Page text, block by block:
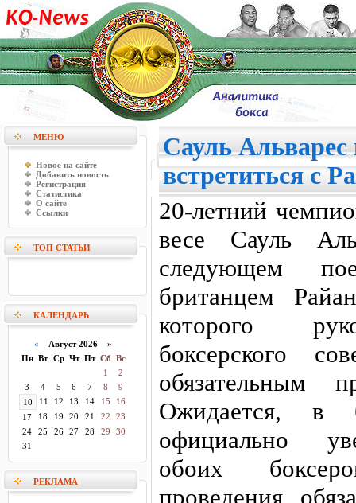
МЕНЮ
Новое на сайте
Добавить новость
Регистрация
Статистика
О сайте
Ссылки
ТОП СТАТЬИ
КАЛЕНДАРЬ
«
Август 2026 »
Пн Вт Ср Чт Пт Сб Вс
1
2
3
4 5 6 7 8
9
10
11 12 13 14 15
16
17
18 19 20 21 22
23
24
25 26 27 28 29
30
31
РЕКЛАМА
Сауль Альварес
встретиться с
20-летний
весе Сауль
следующем
британцем
которого
боксерского
обязательным
Ожидается, в
официально
обоих
проведения